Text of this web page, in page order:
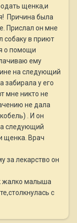
щенка,и
Причина была
Прислал он мне
собаку в приют
о помощи
ему
на следующий
забирала у его
мне никто не
не дала
. И он
следующий
щенка. Врач
за лекарство он
жалко малыша
с